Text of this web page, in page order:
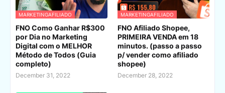
MARKETINGAFILIADO
FNO Como Ganhar R$300
por Dia no Marketing
Digital com o MELHOR
Método de Todos (Guia
completo)
December 31, 2022
MARKETINGAFILIADO
FNO Afiliado Shopee,
PRIMEIRA VENDA em 18
minutos. (passo a passo
p/ vender como afiliado
shopee)
December 28, 2022